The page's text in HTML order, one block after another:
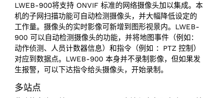
LWEB-900将支持 ONVIF 标准的网络摄像头加以集成。本
机的子网扫描功能可自动检测摄像头，并大幅降低设定的
工作量。摄像头的实时影像可新增到图形视景内。LWEB-
900 可以自动检测摄像头的功能，并将地图事件（例如：
动作侦测、人员计数器信息）和指令（例如 ：PTZ 控制）
对应到数据点。LWEB-900 本身并不录制影像，但如果发
生报警，可以下达指令给头摄像头，开始录制。
多站点